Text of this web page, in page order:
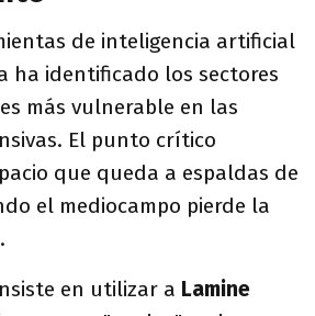
de inteligencia artificial
ha identificado los sectores
más vulnerable en las
El punto crítico
que queda a espaldas de
el mediocampo pierde la
en utilizar a Lamine